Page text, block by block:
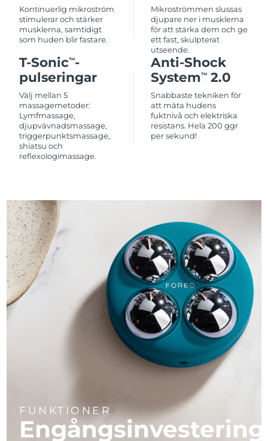
Kontinuerlig mikroström
stimulerar och stärker
musklerna, samtidigt
som huden blir fastare.
Mikroströmmen slussas
djupare ner i musklerna
för att stärka dem och ge
ett fast, skulpterat
utseende.
T-SonicTM-
pulseringar
Välj mellan 5
massagemetoder:
Lymfmassage,
djupvävnadsmassage,
triggerpunktsmassage,
shiatsu och
reflexologimassage.
Anti-Shock
SystemTM 2.0
Snabbaste tekniken för
att mäta hudens
fuktnivå och elektriska
resistans. Hela 200 ggr
per sekund!
FUNKTIONER
Engångsinvestering